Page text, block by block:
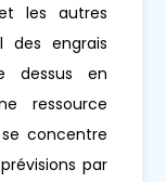
les autres
des engrais
dessus en
ressource
se concentre
par